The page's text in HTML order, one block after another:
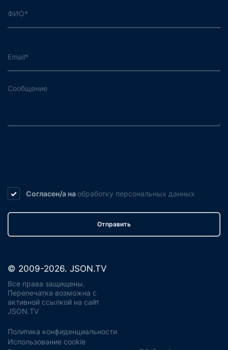
Согласен/а на обработку персональных данных
Отправить
© 2009-2026. JSON.TV
Все права защищены.
Перепечатка возможна с
активной ссылкой на сайт
JSON.TV
Политика конфиденциальности
Использование cookie